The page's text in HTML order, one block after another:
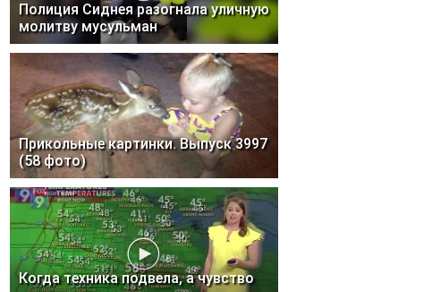
Полиция Сиднея разогнала уличную
молитву мусульман
Прикольные картинки. Выпуск 3997
(58 фото)
Когда техника подвела, а чувство